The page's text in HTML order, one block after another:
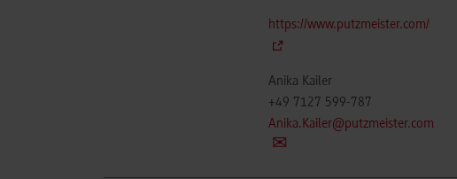
https://www.putzmeister.com/
Anika Kailer
+49 7127 599-787
Anika.Kailer@putzmeister.com